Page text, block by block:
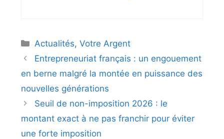
Catégories
Actualités,Votre Argent
Entrepreneuriat français : un engouement
en berne malgré la montée en puissance des
nouvelles générations
Seuil de non-imposition 2026 : le
montant exact à ne pas franchir pour éviter
une forte imposition